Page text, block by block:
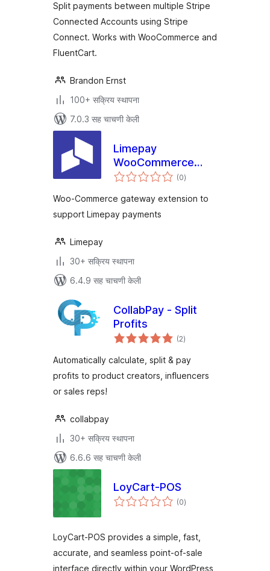
Marketplace for
WooCommerce &
FluentCart
Split payments between multiple Stripe
Connected Accounts using Stripe
Connect. Works with WooCommerce and
FluentCart.
Brandon Ernst
100+ सक्रिय स्थापना
7.0.3 सह चाचणी केली
Limepay
WooCommerce
Gateway
(0एकूण
मूल्यांकन
)
Woo-Commerce gateway extension to
support Limepay payments
Limepay
30+ सक्रिय स्थापना
6.4.9 सह चाचणी केली
CollabPay ‑ Split
Profits
(2एकूण
मूल्यांकन
)
Automatically calculate, split & pay
profits to product creators, influencers
or sales reps!
collabpay
30+ सक्रिय स्थापना
6.6.6 सह चाचणी केली
LoyCart-POS
(0एकूण
मूल्यांकन
)
LoyCart-POS provides a simple, fast,
accurate, and seamless point-of-sale
interface directly within your WordPress